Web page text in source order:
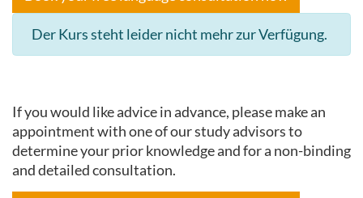
Der Kurs steht leider nicht mehr zur Verfügung.
If you would like advice in advance, please make an
appointment with one of our study advisors to
determine your prior knowledge and for a non-binding
and detailed consultation.